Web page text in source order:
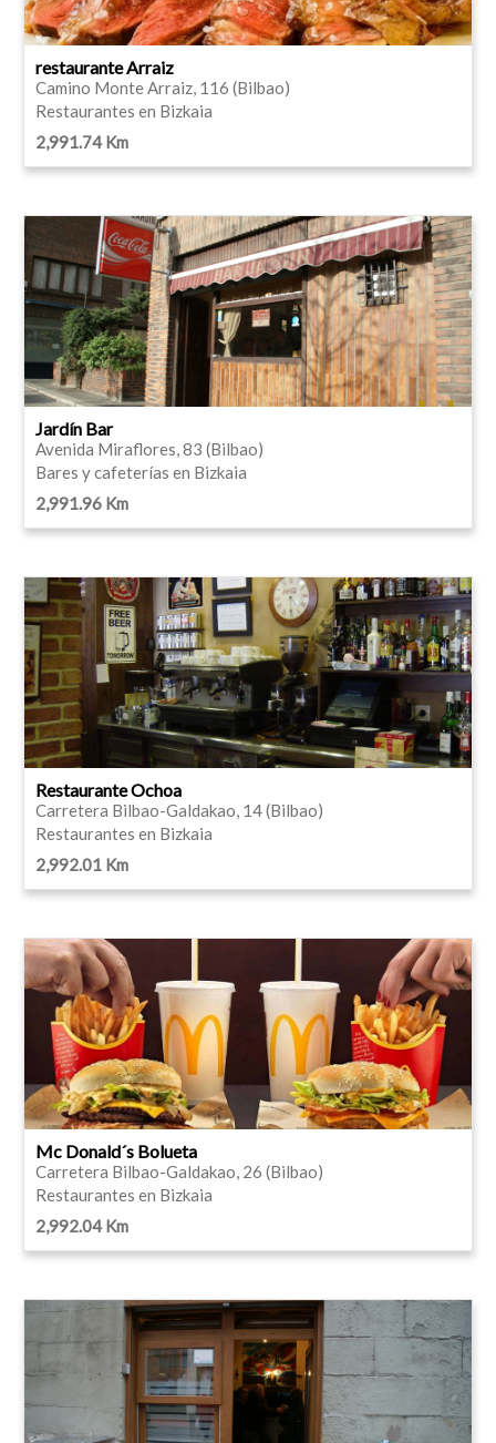
restaurante Arraiz
Camino Monte Arraiz, 116 (Bilbao)
Restaurantes en Bizkaia
2,991.74 Km
Jardín Bar
Avenida Miraflores, 83 (Bilbao)
Bares y cafeterías en Bizkaia
2,991.96 Km
Restaurante Ochoa
Carretera Bilbao-Galdakao, 14 (Bilbao)
Restaurantes en Bizkaia
2,992.01 Km
Mc Donald´s Bolueta
Carretera Bilbao-Galdakao, 26 (Bilbao)
Restaurantes en Bizkaia
2,992.04 Km